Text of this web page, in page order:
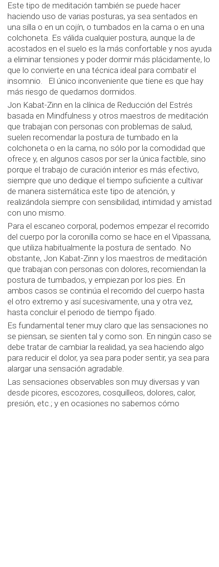
Este tipo de meditación también se puede hacer
haciendo uso de varias posturas, ya sea sentados en
una silla o en un cojín, o tumbados en la cama o en una
colchoneta. Es válida cualquier postura, aunque la de
acostados en el suelo es la más confortable y nos ayuda
a eliminar tensiones y poder dormir más plácidamente, lo
que lo convierte en una técnica ideal para combatir el
insomnio. El único inconveniente que tiene es que hay
más riesgo de quedarnos dormidos.
Jon Kabat-Zinn en la clínica de Reducción del Estrés
basada en Mindfulness y otros maestros de meditación
que trabajan con personas con problemas de salud,
suelen recomendar la postura de tumbado en la
colchoneta o en la cama, no sólo por la comodidad que
ofrece y, en algunos casos por ser la única factible, sino
porque el trabajo de curación interior es más efectivo,
siempre que uno dedique el tiempo suficiente a cultivar
de manera sistemática este tipo de atención, y
realizándola siempre con sensibilidad, intimidad y amistad
con uno mismo.
Para el escaneo corporal, podemos empezar el recorrido
del cuerpo por la coronilla como se hace en el Vipassana,
que utiliza habitualmente la postura de sentado. No
obstante, Jon Kabat-Zinn y los maestros de meditación
que trabajan con personas con dolores, recomiendan la
postura de tumbados, y empiezan por los pies. En
ambos casos se continúa el recorrido del cuerpo hasta
el otro extremo y así sucesivamente, una y otra vez,
hasta concluir el periodo de tiempo fijado.
Es fundamental tener muy claro que las sensaciones no
se piensan, se sienten tal y como son. En ningún caso se
debe tratar de cambiar la realidad, ya sea haciendo algo
para reducir el dolor, ya sea para poder sentir, ya sea para
alargar una sensación agradable.
Las sensaciones observables son muy diversas y van
desde picores, escozores, cosquilleos, dolores, calor,
presión, etc.; y en ocasiones no sabemos cómo